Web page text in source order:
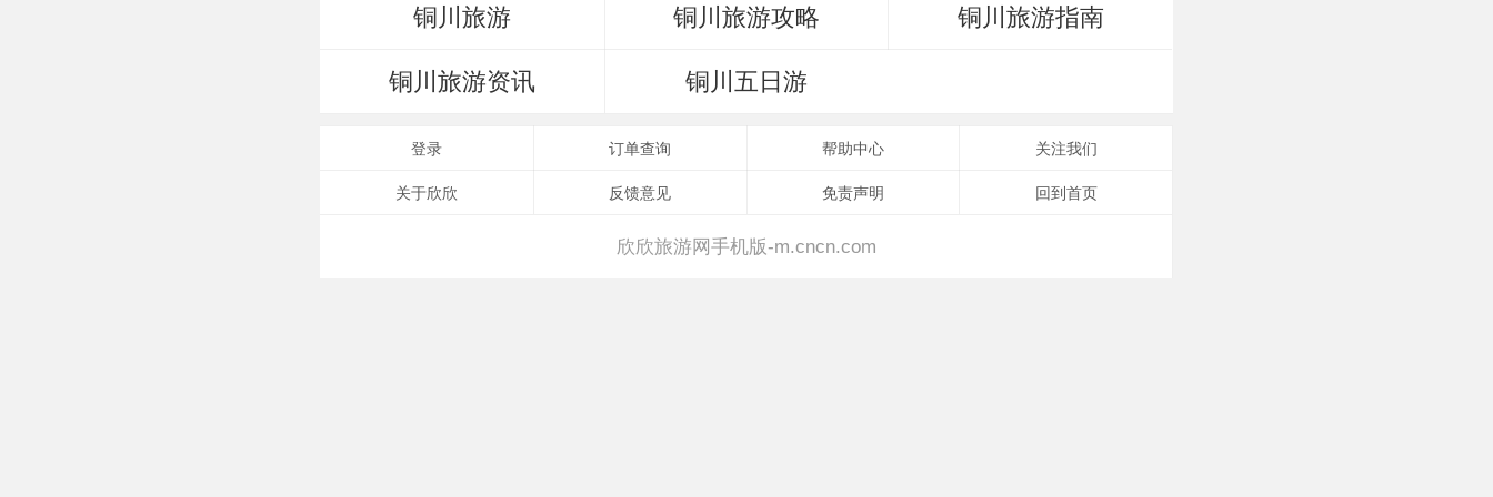
铜川旅游 铜川旅游攻略 铜川旅游指南
铜川旅游资讯 铜川五日游
登录 订单查询 帮助中心 关注我们
关于欣欣 反馈意见 免责声明 回到首页
欣欣旅游网手机版-m.cncn.com